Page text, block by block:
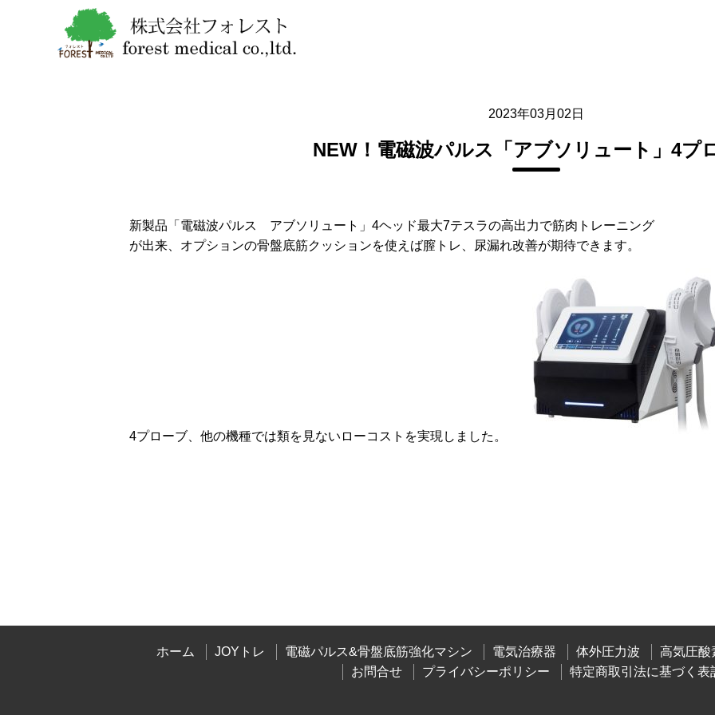
2023年03月02日
NEW！電磁波パルス「アブソリュート」4プ
新製品「電磁波パルス アブソリュート」4ヘッド最大7テスラの高出力で筋肉トレーニング
が出来、オプションの骨盤底筋クッションを使えば膣トレ、尿漏れ改善が期待できます。
4プローブ、他の機種では類を見ないローコストを実現しました。
ホーム JOYトレ 電磁パルス&骨盤底筋強化マシン 電気治療器 体外圧力波
高気圧酸
お問合せ
プライバシーポリシー 特定商取引法に基づく表